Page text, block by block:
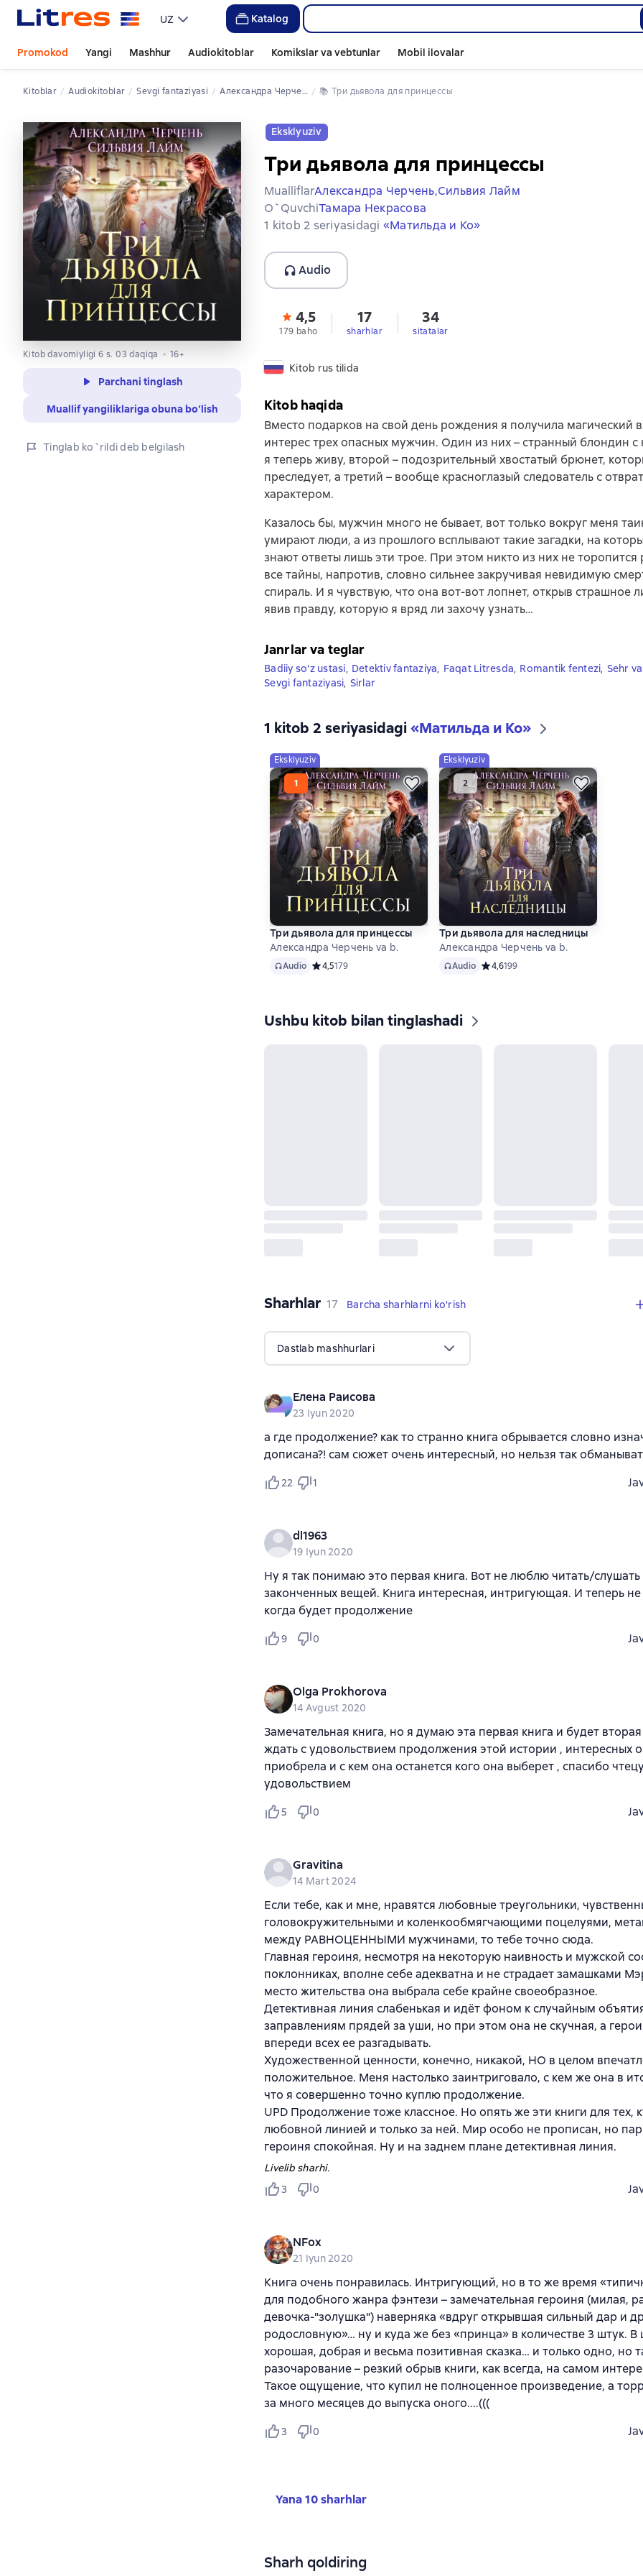
UZ Katalog
Promokod Yangi Mashhur Audiokitoblar Komikslar va vebtunlar Mobil ilovalar
Kitoblar Audiokitoblar sevgi fantaziyasi Александра Черчень 📚 Три дьявола для принцессы
Kitob davomiyligi 6 s. 03 daqiqa 16+
Parchani tinglash
Muallif yangiliklariga obuna bo‘lish
Tinglab ko`rildi deb belgilash
Eksklyuziv
Три дьявола для принцессы
MualliflarАлександра Черчень,Сильвия Лайм
O`quvchiТамара Некрасова
1 kitob 2 seriyasidagi «Матильда и Ко»
Audio
4,5
179 baho
17
sharhlar
34
sitatalar
Kitob rus tilida
Kitob haqida
Вместо подарков на свой день рождения я получила магический
интерес трех опасных мужчин. Один из них – странный блондин с
я теперь живу, второй – подозрительный хвостатый брюнет,
преследует, а третий – вообще красноглазый следователь с
характером.
Казалось бы, мужчин много не бывает, вот только вокруг меня
умирают люди, а из прошлого всплывают такие загадки, на
знают ответы лишь эти трое. При этом никто из них не торопится
все тайны, напротив, словно сильнее закручивая невидимую
спираль. И я чувствую, что она вот-вот лопнет, открыв страшное
явив правду, которую я вряд ли захочу узнать…
Janrlar va teglar
Badiiy so'z ustasi, Detektiv fantaziya, Faqat Litresda, Romantik fentezi, Sehr
Sevgi fantaziyasi, Sirlar
1 kitob 2 seriyasidagi«Матильда и Ко»
Eksklyuziv
Три дьявола для принцессы
Александра Черчень va b.
AudioAudio Средний рейтинг 4,5 на основе 179 оценок
4,5179
Eksklyuziv
Три дьявола для наследницы
Александра Черчень va b.
AudioAudio Средний рейтинг 4,6 на основе 199
4,6199
Ushbu kitob bilan tinglashadi
Sharhlar 17 sharhlar
17 Barcha sharhlarni ko'rish
Dastlab mashhurlari
Елена Раисова
23 Iyun 2020
а где продолжение? как то странно книга обрывается словно
дописана?! сам сюжет очень интересный, но нельзя так
22 1
dl1963
19 Iyun 2020
Ну я так понимаю это первая книга. Вот не люблю читать/слушать
законченных вещей. Книга интересная, интригующая. И теперь не
когда будет продолжение
9 0
Olga Prokhorova
14 Avgust 2020
Замечательная книга, но я думаю эта первая книга и будет
ждать с удовольствием продолжения этой истории , интересных
приобрела и с кем она останется кого она выберет , спасибо
удовольствием
5 0
Gravitina
14 Mart 2024
Если тебе, как и мне, нравятся любовные треугольники,
головокружительными и коленкообмягчающими поцелуями,
между РАВНОЦЕННЫМИ мужчинами, то тебе точно сюда.
Главная героиня, несмотря на некоторую наивность и мужской
поклонниках, вполне себе адекватна и не страдает замашками
место жительства она выбрала себе крайне своеобразное.
Детективная линия слабенькая и идёт фоном к случайным
заправлениям прядей за уши, но при этом она не скучная, а
впереди всех ее разгадывать.
Художественной ценности, конечно, никакой, НО в целом
положительное. Меня настолько заинтриговало, с кем же она в
что я совершенно точно куплю продолжение.
UPD Продолжение тоже классное. Но опять же эти книги для тех,
любовной линией и только за ней. Мир особо не прописан, но
героиня спокойная. Ну и на заднем плане детективная линия.
Livelib sharhi.
3
0
NFox
21 Iyun 2020
Книга очень понравилась. Интригующий, но в то же время
для подобного жанра фэнтези – замечательная героиня (милая,
девочка-"золушка") наверняка «вдруг открывшая сильный дар и
родословную»… ну и куда же без «принца» в количестве 3 штук. В
хорошая, добрая и весьма позитивная сказка… и только одно, но
разочарование – резкий обрыв книги, как всегда, на самом
Такое ощущение, что купил не полноценное произведение, а
за много месяцев до выпуска оного....(((
3 0
Yana 10 sharhlar
Sharh qoldiring